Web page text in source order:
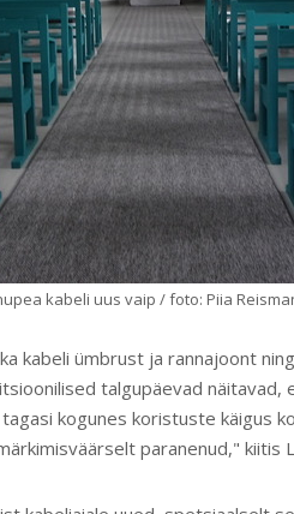
kabeli uus vaip / foto: Piia
kabeli ümbrust ja rannajoont
talgupäevad näitavad,
kogunes koristuste käigus
paranenud," kiitis